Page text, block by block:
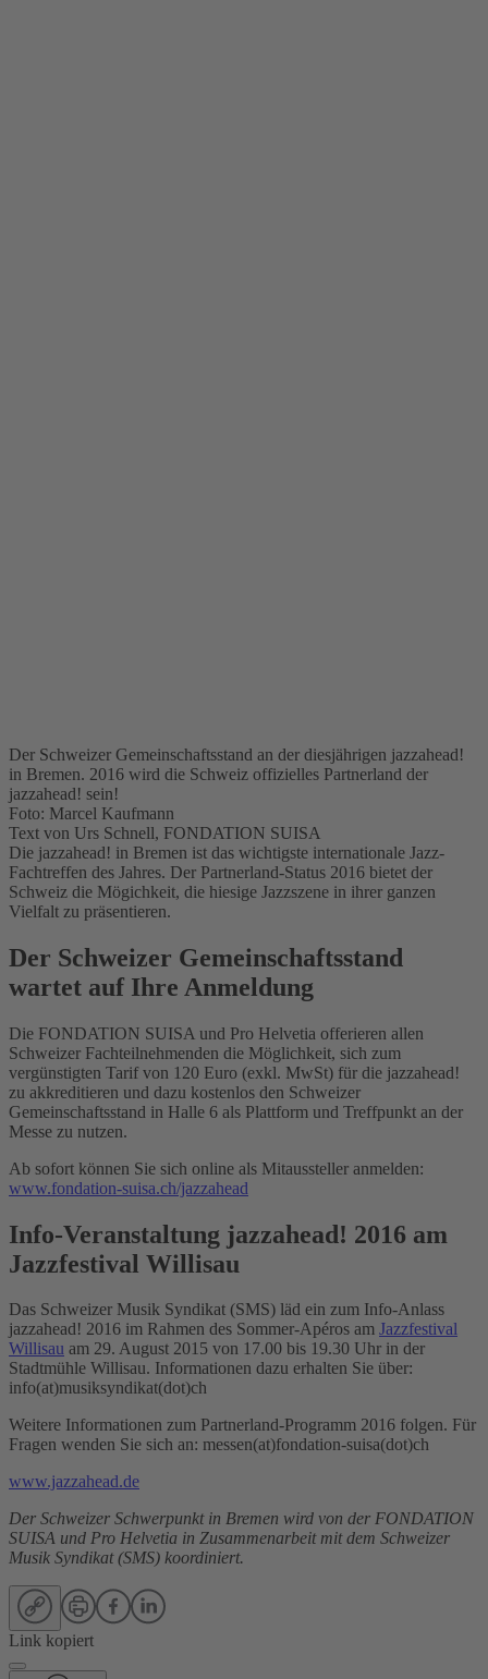
Der Schweizer Gemeinschaftsstand an der diesjährigen jazzahead!
in Bremen. 2016 wird die Schweiz offizielles Partnerland der
jazzahead! sein!
Foto: Marcel Kaufmann
Text von Urs Schnell, FONDATION SUISA
Die jazzahead! in Bremen ist das wichtigste internationale Jazz-
Fachtreffen des Jahres. Der Partnerland-Status 2016 bietet der
Schweiz die Mögichkeit, die hiesige Jazzszene in ihrer ganzen
Vielfalt zu präsentieren.
Der Schweizer Gemeinschaftsstand
wartet auf Ihre Anmeldung
Die FONDATION SUISA und Pro Helvetia offerieren allen
Schweizer Fachteilnehmenden die Möglichkeit, sich zum
vergünstigten Tarif von 120 Euro (exkl. MwSt) für die jazzahead!
zu akkreditieren und dazu kostenlos den Schweizer
Gemeinschaftsstand in Halle 6 als Plattform und Treffpunkt an der
Messe zu nutzen.
Ab sofort können Sie sich online als Mitaussteller anmelden:
www.fondation-suisa.ch/jazzahead
Info-Veranstaltung jazzahead! 2016 am
Jazzfestival Willisau
Das Schweizer Musik Syndikat (SMS) läd ein zum Info-Anlass
jazzahead! 2016 im Rahmen des Sommer-Apéros am Jazzfestival
Willisau am 29. August 2015 von 17.00 bis 19.30 Uhr in der
Stadtmühle Willisau. Informationen dazu erhalten Sie über:
info(at)musiksyndikat(dot)ch
Weitere Informationen zum Partnerland-Programm 2016 folgen. Für
Fragen wenden Sie sich an: messen(at)fondation-suisa(dot)ch
www.jazzahead.de
Der Schweizer Schwerpunkt in Bremen wird von der FONDATION
SUISA und Pro Helvetia in Zusammenarbeit mit dem Schweizer
Musik Syndikat (SMS) koordiniert.
Link kopiert